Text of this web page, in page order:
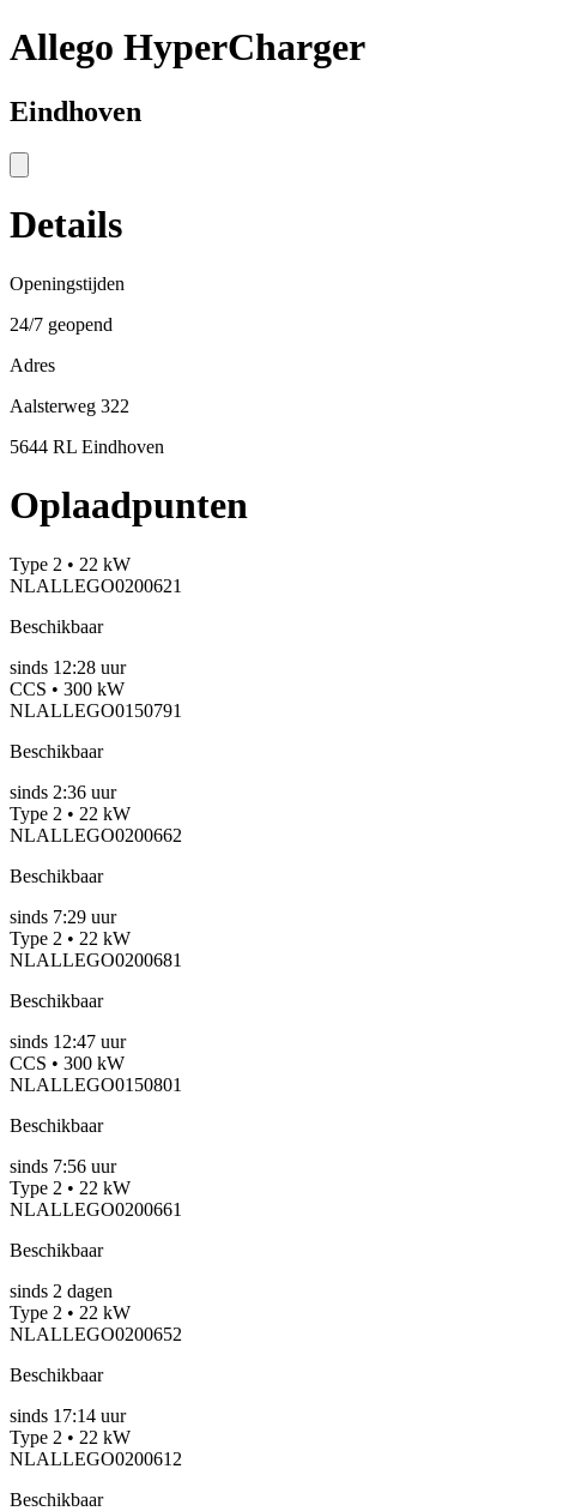
Allego HyperCharger
Eindhoven
Details
Openingstijden
24/7 geopend
Adres
Aalsterweg 322
5644 RL Eindhoven
Oplaadpunten
Type 2 • 22 kW
NLALLEGO0200621
Beschikbaar
sinds 12:28 uur
CCS • 300 kW
NLALLEGO0150791
Beschikbaar
sinds 2:36 uur
Type 2 • 22 kW
NLALLEGO0200662
Beschikbaar
sinds 7:29 uur
Type 2 • 22 kW
NLALLEGO0200681
Beschikbaar
sinds 12:47 uur
CCS • 300 kW
NLALLEGO0150801
Beschikbaar
sinds 7:56 uur
Type 2 • 22 kW
NLALLEGO0200661
Beschikbaar
sinds 2 dagen
Type 2 • 22 kW
NLALLEGO0200652
Beschikbaar
sinds 17:14 uur
Type 2 • 22 kW
NLALLEGO0200612
Beschikbaar